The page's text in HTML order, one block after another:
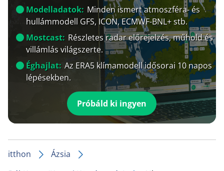
Modelladatok: Minden ismert atmoszféra- és
hullámmodell GFS, ICON, ECMWF-BNL+ stb.
Mostcast: Részletes radar előrejelzés, műhold és
villámlás világszerte.
Éghajlat: Az ERA5 klímamodell idősorai 10 napos
lépésekben.
Próbáld ki ingyen
itthon
Ázsia